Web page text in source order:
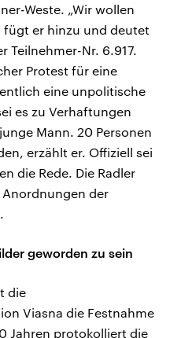
Weste. „Wir wollen
fügt er hinzu und deutet
Teilnehmer-Nr. 6.917.
Protest für eine
eine unpolitische
es zu Verhaftungen
Mann. 20 Personen
erzählt er. Offiziell sei
die Rede. Die Radler
der
geworden zu sein
die
Viasna die Festnahme
Jahren protokolliert die